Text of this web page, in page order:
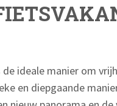
ideale manier om
en diepgaande